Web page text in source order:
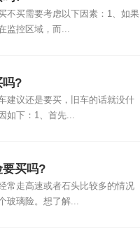
不买需要考虑以下因素：1、如果
监控区域，而...
吗?
建议还是要买，旧车的话就没什
如下：1、首先...
买吗?
常走高速或者石头比较多的情况
玻璃险。想了解...